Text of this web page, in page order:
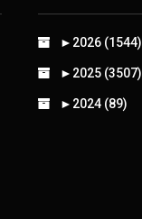
► 2026 (1544)
► 2025 (3507)
► 2024 (89)